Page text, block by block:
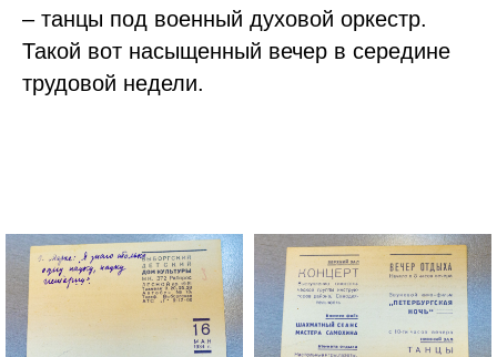
– танцы под военный духовой оркестр.
Такой вот насыщенный вечер в середине
трудовой недели.